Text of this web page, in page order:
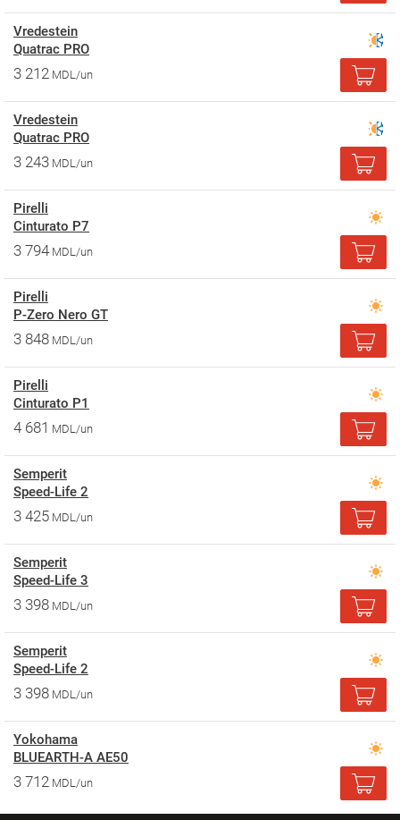
Vredestein
Quatrac PRO
3 212 MDL/un
Vredestein
Quatrac PRO
3 243 MDL/un
Pirelli
Cinturato P7
3 794 MDL/un
Pirelli
P-Zero Nero GT
3 848 MDL/un
Pirelli
Cinturato P1
4 681 MDL/un
Semperit
Speed-Life 2
3 425 MDL/un
Semperit
Speed-Life 3
3 398 MDL/un
Semperit
Speed-Life 2
3 398 MDL/un
Yokohama
BLUEARTH-A AE50
3 712 MDL/un